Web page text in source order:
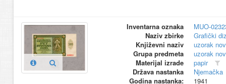
Inventarna oznaka
MUO-
Naziv zbirke
Grafički
Književni naziv
uzorak
Grupa predmeta
uzorak
Materijal izrade
papir
Država nastanka
Njemačka
Godina nastanka:
1941